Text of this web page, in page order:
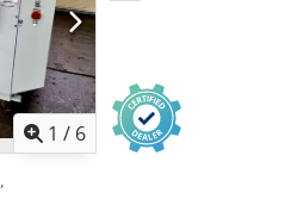
1 / 6
,